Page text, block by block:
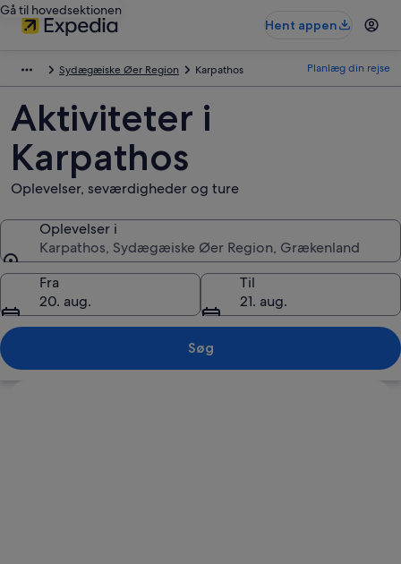
Gå til hovedsektionen
Hent appen
Sydægæiske Øer Region Karpathos Planlæg din rejse
Aktiviteter i
Karpathos
Oplevelser, seværdigheder og ture
Oplevelser i
Karpathos, Sydægæiske Øer Region, Grækenland
Oplevelser i
Fra
20. aug.
Til
21. aug.
Søg